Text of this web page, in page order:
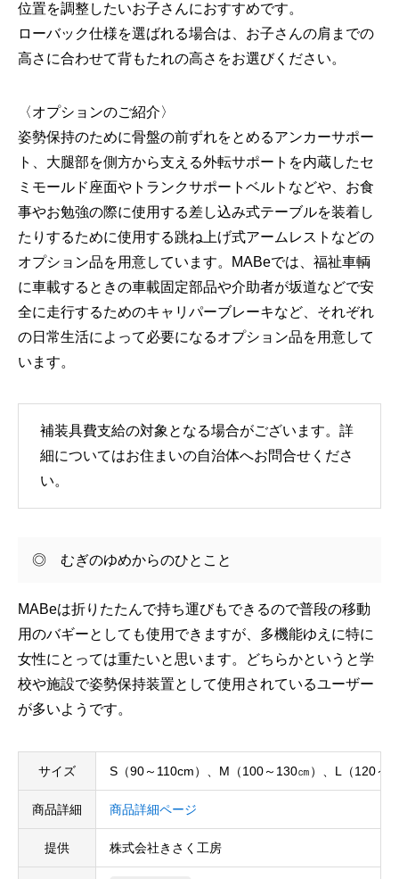
位置を調整したいお子さんにおすすめです。
ローバック仕様を選ばれる場合は、お子さんの肩までの
高さに合わせて背もたれの高さをお選びください。
〈オプションのご紹介〉
姿勢保持のために骨盤の前ずれをとめるアンカーサポー
ト、大腿部を側方から支える外転サポートを内蔵したセ
ミモールド座面やトランクサポートベルトなどや、お食
事やお勉強の際に使用する差し込み式テーブルを装着し
たりするために使用する跳ね上げ式アームレストなどの
オプション品を用意しています。MABeでは、福祉車輌
に車載するときの車載固定部品や介助者が坂道などで安
全に走行するためのキャリパーブレーキなど、それぞれ
の日常生活によって必要になるオプション品を用意して
います。
補装具費支給の対象となる場合がございます。詳
細についてはお住まいの自治体へお問合せくださ
い。
◎ むぎのゆめからのひとこと
MABeは折りたたんで持ち運びもできるので普段の移動
用のバギーとしても使用できますが、多機能ゆえに特に
女性にとっては重たいと思います。どちらかというと学
校や施設で姿勢保持装置として使用されているユーザー
が多いようです。
サイズ S（90～110cm）、M（100～130㎝）、L（120～
商品詳細 商品詳細ページ
提供 株式会社きさく工房